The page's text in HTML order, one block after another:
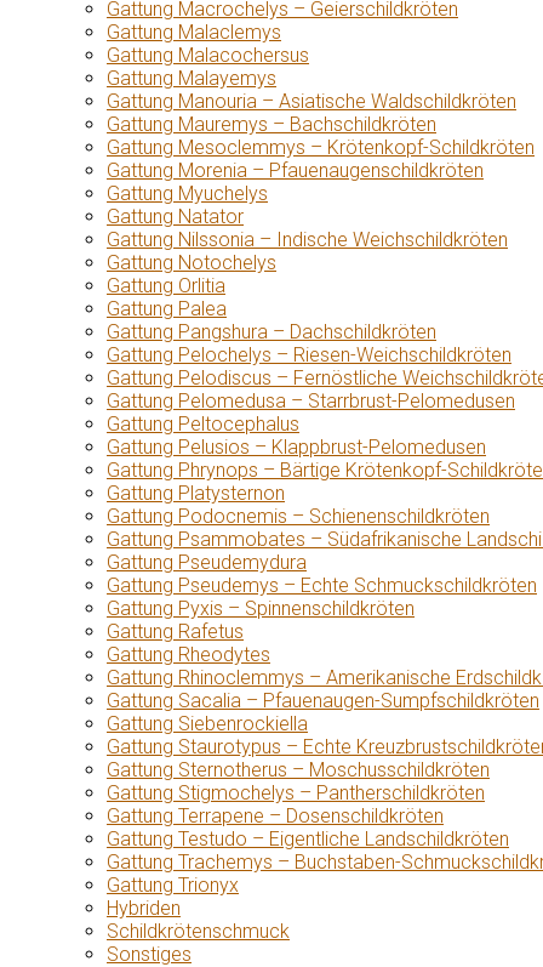
Gattung Macrochelys – Geierschildkröten
Gattung Malaclemys
Gattung Malacochersus
Gattung Malayemys
Gattung Manouria – Asiatische Waldschildkröten
Gattung Mauremys – Bachschildkröten
Gattung Mesoclemmys – Krötenkopf-Schildkröten
Gattung Morenia – Pfauenaugenschildkröten
Gattung Myuchelys
Gattung Natator
Gattung Nilssonia – Indische Weichschildkröten
Gattung Notochelys
Gattung Orlitia
Gattung Palea
Gattung Pangshura – Dachschildkröten
Gattung Pelochelys – Riesen-Weichschildkröten
Gattung Pelodiscus – Fernöstliche
Gattung Pelomedusa – Starrbrust-Pelomedusen
Gattung Peltocephalus
Gattung Pelusios – Klappbrust-Pelomedusen
Gattung Phrynops – Bärtige Krötenkopf-
Gattung Platysternon
Gattung Podocnemis – Schienenschildkröten
Gattung Psammobates – Südafrikanische
Gattung Pseudemydura
Gattung Pseudemys – Echte Schmuckschildkröten
Gattung Pyxis – Spinnenschildkröten
Gattung Rafetus
Gattung Rheodytes
Gattung Rhinoclemmys – Amerikanische
Gattung Sacalia – Pfauenaugen-Sumpfschildkröten
Gattung Siebenrockiella
Gattung Staurotypus – Echte
Gattung Sternotherus – Moschusschildkröten
Gattung Stigmochelys – Pantherschildkröten
Gattung Terrapene – Dosenschildkröten
Gattung Testudo – Eigentliche Landschildkröten
Gattung Trachemys – Buchstaben-
Gattung Trionyx
Hybriden
Schildkrötenschmuck
Sonstiges